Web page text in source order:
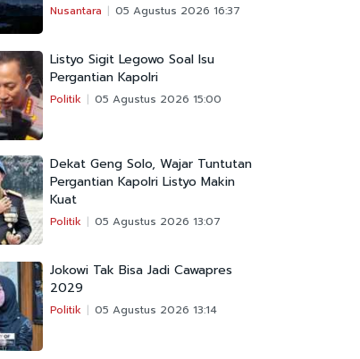
Nusantara 05 Agustus 2026 16:37
Listyo Sigit Legowo Soal Isu
Pergantian Kapolri
Politik 05 Agustus 2026 15:00
Dekat Geng Solo, Wajar Tuntutan
Pergantian Kapolri Listyo Makin
Kuat
Politik 05 Agustus 2026 13:07
Jokowi Tak Bisa Jadi Cawapres
2029
Politik 05 Agustus 2026 13:14